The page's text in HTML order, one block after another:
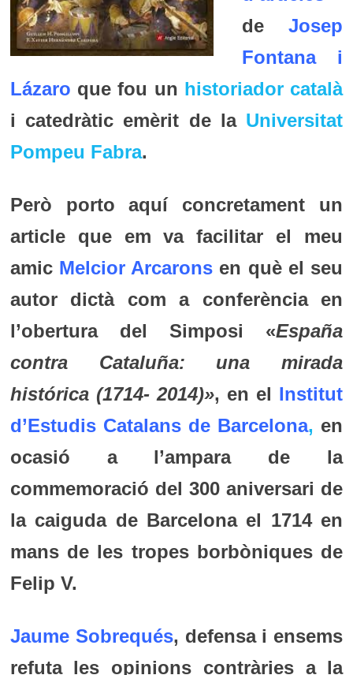
deJosep
Fontana i
Lázaro que fou un historiador català
i catedràtic emèrit de la Universitat
Pompeu Fabra.
Però porto aquí concretament un
article que em va facilitar el meu
amic Melcior Arcarons en què el seu
autor dictà com a conferència en
l’obertura del Simposi «España
contra Cataluña: una mirada
histórica (1714- 2014)», en el Institut
d’Estudis Catalans de Barcelona, en
ocasió a l’ampara de la
commemoració del 300 aniversari de
la caiguda de Barcelona el 1714 en
mans de les tropes borbòniques de
Felip V.
Jaume Sobrequés, defensa i ensems
refuta les opinions contràries a la